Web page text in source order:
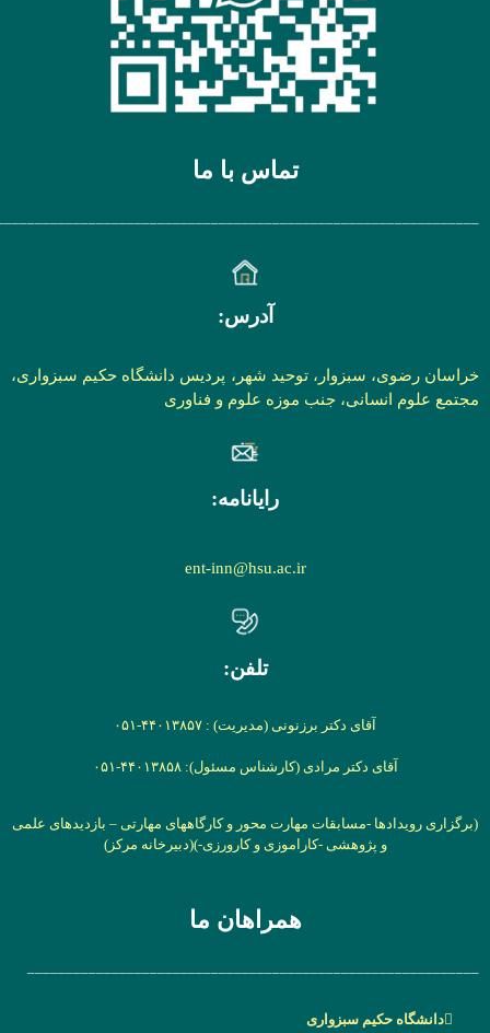
تماس با ما
آدرس:
خراسان رضوی، سبزوار، توحید شهر، پردیس دانشگاه حکیم سبزواری،
مجتمع علوم انسانی، جنب موزه علوم و فناوری
رایانامه:
ent-inn@hsu.ac.ir
تلفن:
آقای دکتر برزنونی (مدیریت) : ۴۴۰۱۳۸۵۷-۰۵۱
آقای دکتر مرادی (کارشناس مسئول): ۴۴۰۱۳۸۵۸-۰۵۱
(برگزاری رویدادها -مسابقات مهارت محور و کارگاههای مهارتی – بازدیدهای علمی
و پژوهشی -کاراموزی و کارورزی-)(دبیرخانه مرکز)
همراهان ما
دانشگاه حکیم سبزواری